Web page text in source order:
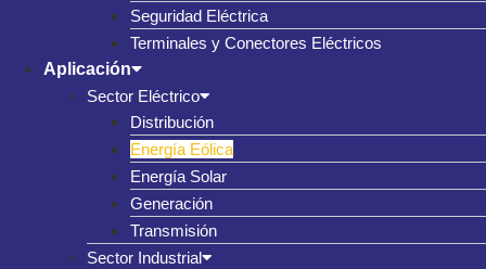
Seguridad Eléctrica
Terminales y Conectores Eléctricos
Aplicación
Sector Eléctrico
Distribución
Energía Eólica
Energía Solar
Generación
Transmisión
Sector Industrial